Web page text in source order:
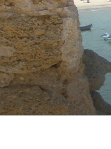
Aller
au
contenu
principal